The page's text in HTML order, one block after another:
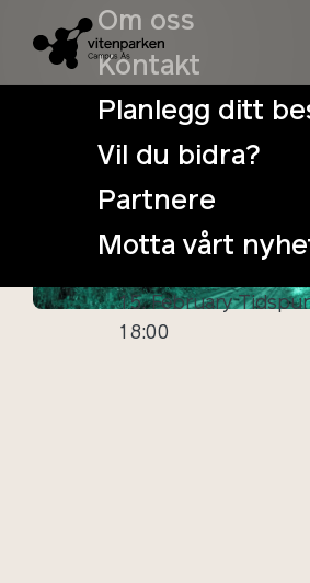
Om oss
Kontakt
Planlegg ditt
Vil du bidra?
Partnere
Motta vårt
PechaKucha:
Fra karbon
elektron
15. February
18:00